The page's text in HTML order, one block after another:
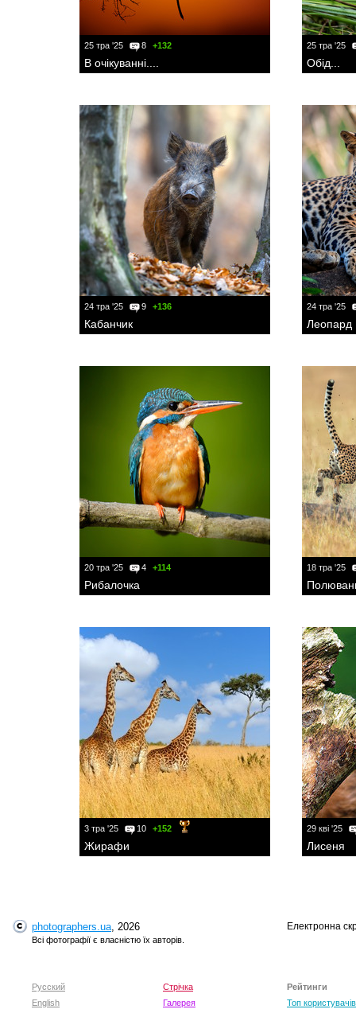
25 тра '25 8 +132
В очікуванні....
25 тра '25
Обід...
24 тра '25 9 +136
Кабанчик
24 тра '25
Леопард
20 тра '25 4 +114
Рибалочка
18 тра '25
3 тра '25 10 +152
Жирафи
29 кві '25
Лисеня
photographers.ua, 2026
Всі фотографії є власністю їх авторів.
Електронна
Русский
English
Стрічка
Галерея
Рейтинги
Топ користувачів